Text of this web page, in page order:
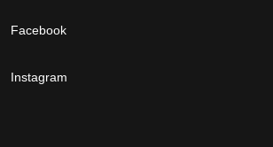
Facebook
Instagram